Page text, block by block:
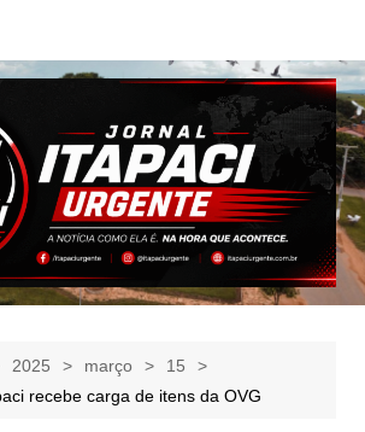
2025 março
15
recebe carga de itens da OVG